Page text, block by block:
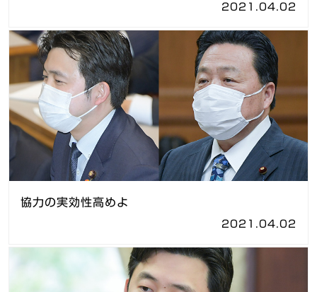
2021.04.02
協力の実効性高めよ
2021.04.02